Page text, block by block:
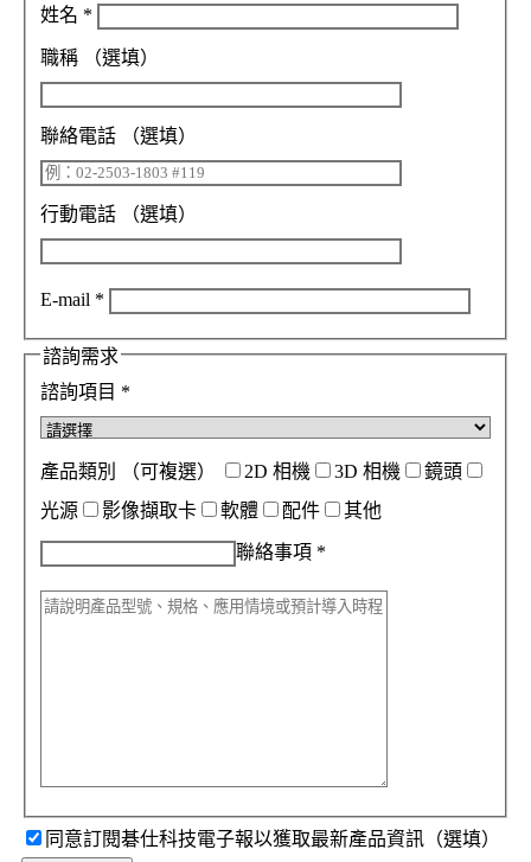
姓名 *
職稱 （選填）
聯絡電話 （選填）
行動電話 （選填）
E-mail *
諮詢需求
諮詢項目 *
產品類別 （可複選） 2D 相機 3D 相機
鏡頭
光源
影像擷取卡 軟體 配件 其他
聯絡事項 *
同意訂閱碁仕科技電子報以獲取最新產品資訊（選填）